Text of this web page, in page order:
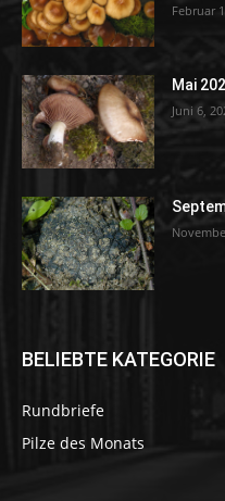
Februar
Mai
Juni 6,
BELIEBTE KATEGORIE
Rundbriefe
Pilze des Monats